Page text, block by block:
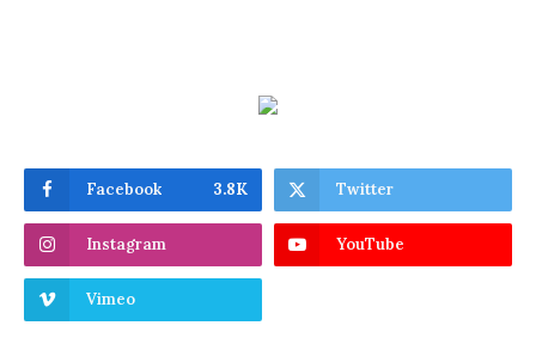
Facebook 3.8K Twitter
Instagram YouTube
Vimeo